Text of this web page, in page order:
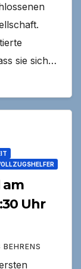
sie sich…
am
Uhr